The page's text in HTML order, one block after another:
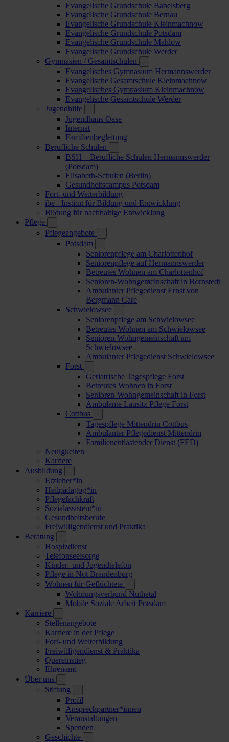
Evangelische Grundschule Babelsberg
Evangelische Grundschule Bernau
Evangelische Grundschule Kleinmachnow
Evangelische Grundschule Potsdam
Evangelische Grundschule Mahlow
Evangelische Grundschule Werder
Gymnasien / Gesamtschulen
Evangelisches Gymnasium Hermannswerder
Evangelische Gesamtschule Kleinmachnow
Evangelisches Gymnasium Kleinmachnow
Evangelische Gesamtschule Werder
Jugendhilfe
Jugendhaus Oase
Internat
Familienbegleitung
Berufliche Schulen
BSH – Berufliche Schulen Hermannswerder
(Potsdam)
Elisabeth-Schulen (Berlin)
Gesundheitscampus Potsdam
Fort- und Weiterbildung
ibe - Institut für Bildung und Entwicklung
Bildung für nachhaltige Entwicklung
Pflege
Pflegeangebote
Potsdam
Seniorenpflege am Charlottenhof
Seniorenpflege auf Hermannswerder
Betreutes Wohnen am Charlottenhof
Senioren-Wohngemeinschaft in Bornstedt
Ambulanter Pflegedienst Ernst von
Bergmann Care
Schwielowsee
Seniorenpflege am Schwielowsee
Betreutes Wohnen am Schwielowsee
Senioren-Wohngemeinschaft am
Schwielowsee
Ambulanter Pflegedienst Schwielowsee
Forst
Geriatrische Tagespflege Forst
Betreutes Wohnen in Forst
Senioren-Wohngemeinschaft in Forst
Ambulante Lausitz Pflege Forst
Cottbus
Tagespflege Mittendrin Cottbus
Ambulanter Pflegedienst Mittendrin
Familienentlastender Dienst (FED)
Neuigkeiten
Karriere
Ausbildung
Erzieher*in
Heilpädagog*in
Pflegefachkraft
Sozialassistent*in
Gesundheitsberufe
Freiwilligendienst und Praktika
Beratung
Hospizdienst
Telefonseelsorge
Kinder- und Jugendtelefon
Pflege in Not Brandenburg
Wohnen für Geflüchtete
Wohnungsverbund Nuthetal
Mobile Soziale Arbeit Potsdam
Karriere
Stellenangebote
Karriere in der Pflege
Fort- und Weiterbildung
Freiwilligendienst & Praktika
Quereinstieg
Ehrenamt
Über uns
Stiftung
Profil
Ansprechpartner*innen
Veranstaltungen
Spenden
Geschichte